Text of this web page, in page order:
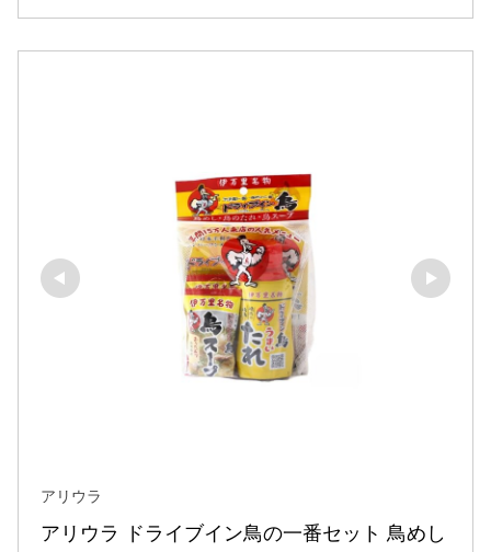
アリウラ
アリウラ ドライブイン鳥の一番セット 鳥めし